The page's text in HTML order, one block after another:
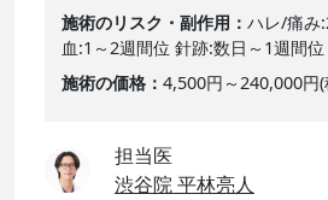
施術のリスク・副作用
ハレ/痛み
血:1～2週間位 針跡:数日～1週間位
施術の価格
4,500円～240,000円(
担当医
渋谷院 平林亮人